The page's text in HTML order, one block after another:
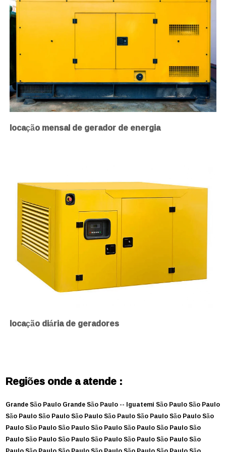
locação mensal de gerador de energia
locação diária de geradores
Regiões onde a atende :
Grande São PauloGrande São Paulo -- IguatemiSão PauloSão Paulo
São PauloSão PauloSão PauloSão PauloSão PauloSão PauloSão
PauloSão PauloSão PauloSão PauloSão PauloSão PauloSão
PauloSão PauloSão PauloSão PauloSão PauloSão PauloSão